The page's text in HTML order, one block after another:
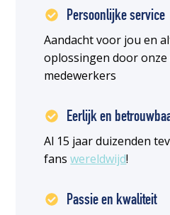
Persoonlijke service
Aandacht voor jou en
oplossingen door
medewerkers
Eerlijk en
Al 15 jaar duizenden
fanswereldwijd!
Passie en kwaliteit